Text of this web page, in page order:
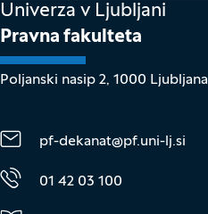
Univerza v Ljubljani
Pravna fakulteta
Poljanski nasip 2, 1000 Ljubljana
pf-dekanat@pf.uni-lj.si
01 42 03 100